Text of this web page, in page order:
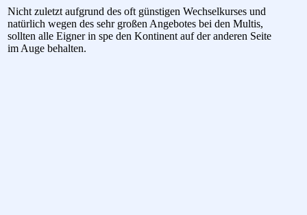
Nicht zuletzt aufgrund des oft günstigen Wechselkurses und
natürlich wegen des sehr großen Angebotes bei den Multis,
sollten alle Eigner in spe den Kontinent auf der anderen Seite
im Auge behalten.